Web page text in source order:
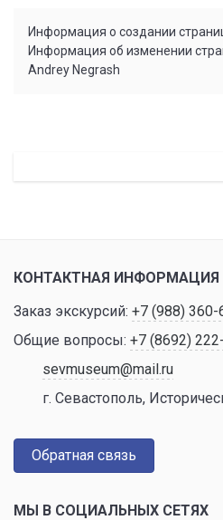
Информация о создании
Информация об изменении
Andrey Negrash
КОНТАКТНАЯ ИНФОРМАЦИЯ
Заказ экскурсий: +7 (988) 360-
Общие вопросы: +7 (8692)
sevmuseum@mail.ru
г. Севастополь,
Обратная связь
МЫ В СОЦИАЛЬНЫХ СЕТЯХ